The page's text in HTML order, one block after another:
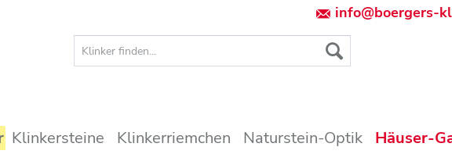
info@boergers-
Klinkersteine Klinkerriemchen Naturstein-Optik Häuser-